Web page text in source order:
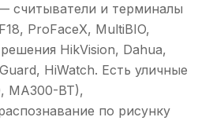
считыватели и терминалы
ProFaceX, MultiBIO,
HikVision, Dahua,
HiWatch. Есть уличные
MA300-BT),
по рисунку